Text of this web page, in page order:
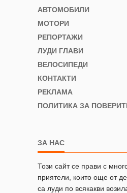
АВТОМОБИЛИ
МОТОРИ
РЕПОРТАЖИ
ЛУДИ ГЛАВИ
ВЕЛОСИПЕДИ
КОНТАКТИ
РЕКЛАМА
ПОЛИТИКА ЗА
ЗА НАС
Този сайт се прави с
приятели, които още от
са луди по всякакви